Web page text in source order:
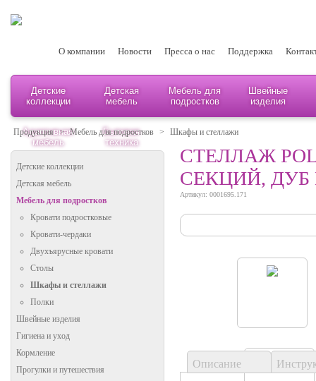
О компании Новости Пресса о нас Поддержка
Детские
коллекции
Детская
мебель
Мебель для
подростков
Швейные
изделия
Адаптивная
мебель
Бытовая
техника
Продукция > Мебель для подростков > Шкафы и стеллажи
Детские коллекции
Детская мебель
Мебель для подростков
Кровати подростковые
Кровати-чердаки
Двухъярусные кровати
Столы
Шкафы и стеллажи
Полки
Швейные изделия
Гигиена и уход
Кормление
Прогулки и путешествия
СТЕЛЛАЖ
СЕКЦИЙ, ДУБ
Артикул: 0001695.171
Описание